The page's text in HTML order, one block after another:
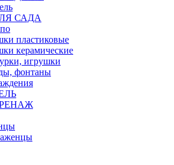
САДА
пластиковые
керамические
игрушки
фонтаны